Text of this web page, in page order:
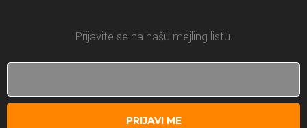
Prijavite se na našu mejling listu.
PRIJAVI ME